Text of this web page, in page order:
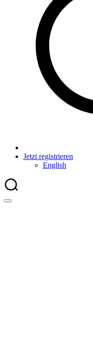
Jetzt registrieren
English